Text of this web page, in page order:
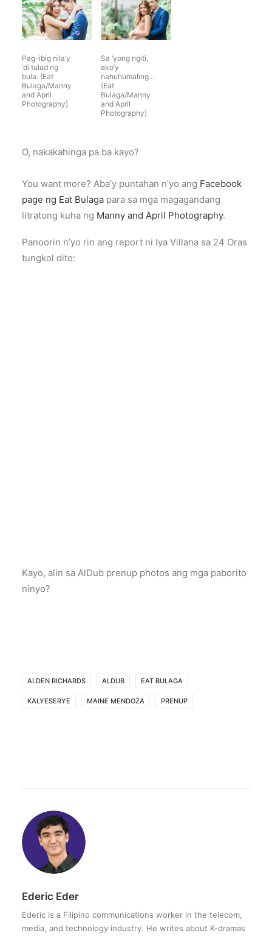
Pag-ibig nila’y
‘di tulad ng
bula. (Eat
Bulaga/Manny
and April
Photography)
Sa ‘yong ngiti,
ako’y
nahuhumaling…
(Eat
Bulaga/Manny
and April
Photography)
O, nakakahinga pa ba kayo?
You want more? Aba’y puntahan n’yo ang Facebook
page ng Eat Bulaga para sa mga magagandang
litratong kuha ng Manny and April Photography.
Panoorin n’yo rin ang report ni Iya Villana sa 24 Oras
tungkol dito:
Kayo, alin sa AlDub prenup photos ang mga paborito
ninyo?
ALDEN RICHARDS ALDUB EAT BULAGA
KALYESERYE MAINE MENDOZA PRENUP
Ederic Eder
Ederic is a Filipino communications worker in the telecom,
media, and technology industry. He writes about K-dramas